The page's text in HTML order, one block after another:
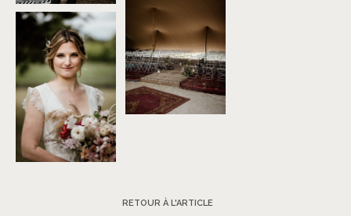
RETOUR À L'ARTICLE